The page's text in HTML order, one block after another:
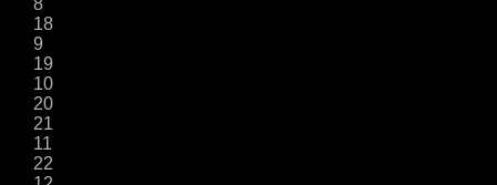
8
18
9
19
10
20
21
11
22